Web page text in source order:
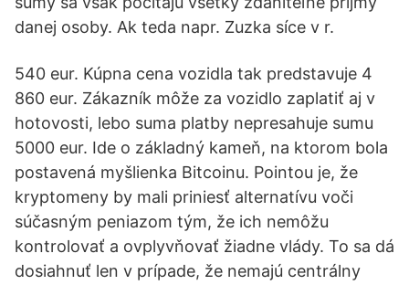
danej osoby. Ak teda napr. Zuzka síce v r.
540 eur. Kúpna cena vozidla tak predstavuje 4
860 eur. Zákazník môže za vozidlo zaplatiť aj v
hotovosti, lebo suma platby nepresahuje sumu
5000 eur. Ide o základný kameň, na ktorom bola
postavená myšlienka Bitcoinu. Pointou je, že
kryptomeny by mali priniesť alternatívu voči
súčasným peniazom tým, že ich nemôžu
kontrolovať a ovplyvňovať žiadne vlády. To sa dá
dosiahnuť len v prípade, že nemajú centrálny